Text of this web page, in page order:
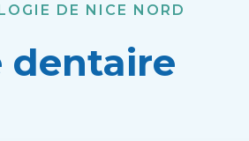
DE NICE NORD
dentaire